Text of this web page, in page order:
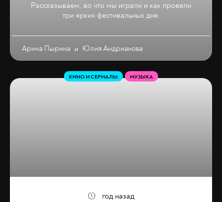
Рассказываем, во что мы играли и как провели
три ярких фестивальных дня.
Арина Пырина и Юлия Андрианова
КИНО И СЕРИАЛЫ МУЗЫКА
год назад